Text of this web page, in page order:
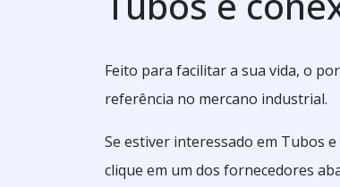
Feito para facilitar a sua vida, o
referência no mercano industrial.
Se estiver interessado em Tubos
clique em um dos fornecedores